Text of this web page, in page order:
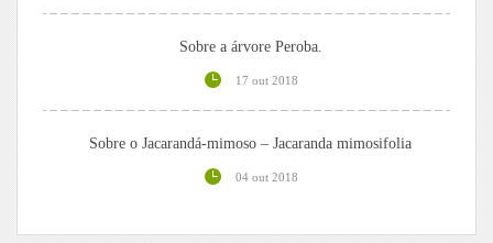
Sobre a árvore Peroba.
17 out 2018
Sobre o Jacarandá-mimoso – Jacaranda mimosifolia
04 out 2018